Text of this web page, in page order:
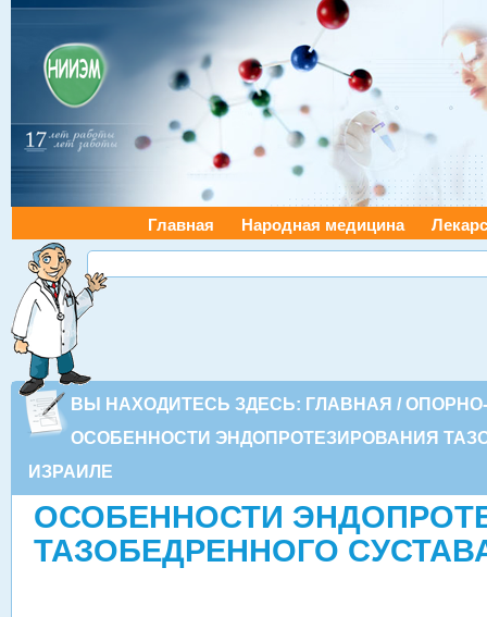
Главная Народная медицина
ВЫ НАХОДИТЕСЬ ЗДЕСЬ: ГЛАВНАЯ /
ОСОБЕННОСТИ ЭНДОПРОТЕЗИРОВАНИЯ
ИЗРАИЛЕ
ОСОБЕННОСТИ
ТАЗОБЕДРЕННОГО